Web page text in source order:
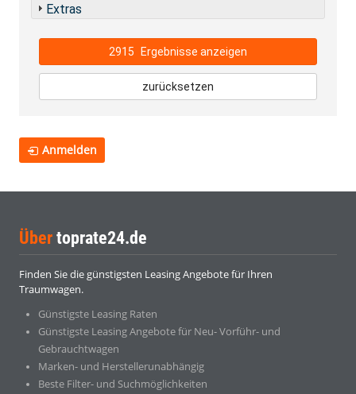
Extras
2915 Ergebnisse anzeigen
zurücksetzen
Anmelden
Über toprate24.de
Finden Sie die günstigsten Leasing Angebote für Ihren
Traumwagen.
Günstigste Leasing Raten
Günstigste Leasing Angebote für Neu- Vorführ- und
Gebrauchtwagen
Marken- und Herstellerunabhängig
Beste Filter- und Suchmöglichkeiten